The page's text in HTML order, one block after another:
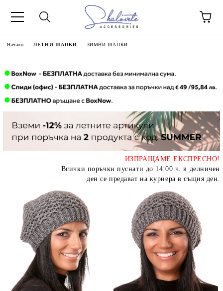
Начало ЛЕТНИ ШАПКИ ЗИМНИ ШАПКИ
ИЗПРАЩАМЕ ЕКСПРЕСНО!
Всички поръчки пуснати до 14:00 ч. в делничен
ден се предават на куриера в същия ден.